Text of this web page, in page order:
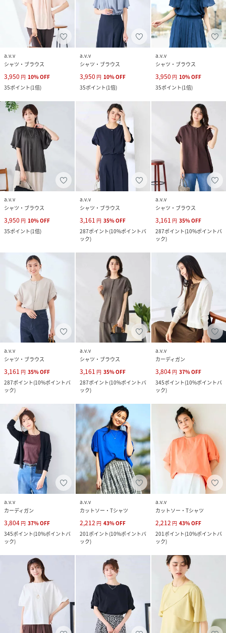
a.v.v
シャツ・ブラウス
3,950 円 10%OFF
35ポイント(1倍)
a.v.v
シャツ・ブラウス
3,950 円 10%OFF
35ポイント(1倍)
a.v.v
シャツ・ブラウス
3,950 円 10%OFF
35ポイント(1倍)
a.v.v
シャツ・ブラウス
3,950 円 10%OFF
35ポイント(1倍)
a.v.v
シャツ・ブラウス
3,161 円 35%OFF
287ポイント(10%ポイントバ
ック)
a.v.v
シャツ・ブラウス
3,161 円 35%OFF
287ポイント(10%ポイントバ
ック)
a.v.v
シャツ・ブラウス
3,161 円 35%OFF
287ポイント(10%ポイントバ
ック)
a.v.v
シャツ・ブラウス
3,161 円 35%OFF
287ポイント(10%ポイントバ
ック)
a.v.v
カーディガン
3,804 円 37%OFF
345ポイント(10%ポイントバ
ック)
a.v.v
カーディガン
3,804 円 37%OFF
345ポイント(10%ポイントバ
ック)
a.v.v
カットソー・Tシャツ
2,212 円 43%OFF
201ポイント(10%ポイントバ
ック)
a.v.v
カットソー・Tシャツ
2,212 円 43%OFF
201ポイント(10%ポイントバ
ック)